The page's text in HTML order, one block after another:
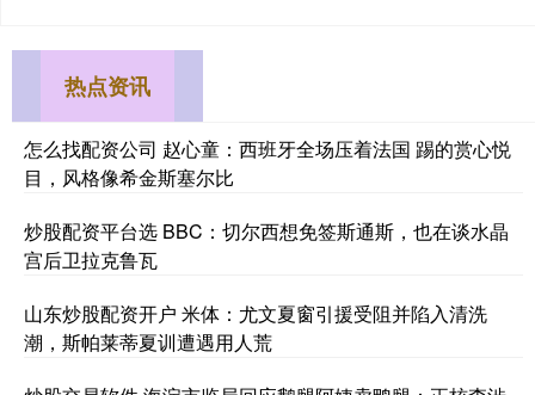
热点资讯
怎么找配资公司 赵心童：西班牙全场压着法国 踢的赏心悦
目，风格像希金斯塞尔比
炒股配资平台选 BBC：切尔西想免签斯通斯，也在谈水晶
宫后卫拉克鲁瓦
山东炒股配资开户 米体：尤文夏窗引援受阻并陷入清洗
潮，斯帕莱蒂夏训遭遇用人荒